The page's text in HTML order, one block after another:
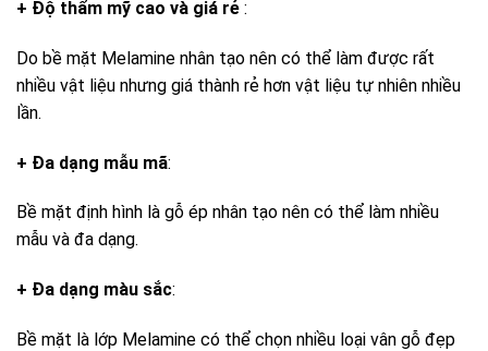
+ Độ thẩm mỹ cao và giá rẻ :
Do bề mặt Melamine nhân tạo nên có thể làm được rất
nhiều vật liệu nhưng giá thành rẻ hơn vật liệu tự nhiên nhiều
lần.
+ Đa dạng mẫu mã:
Bề mặt định hình là gỗ ép nhân tạo nên có thể làm nhiều
mẫu và đa dạng.
+ Đa dạng màu sắc:
Bề mặt là lớp Melamine có thể chọn nhiều loại vân gỗ đẹp